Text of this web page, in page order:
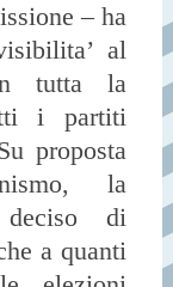
– ha
al
in tutta la
i partiti
proposta
la
di
a quanti